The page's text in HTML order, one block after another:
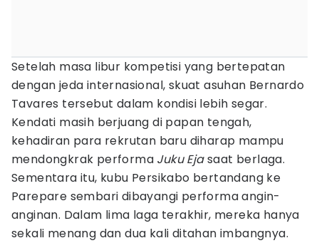
Setelah masa libur kompetisi yang bertepatan
dengan jeda internasional, skuat asuhan Bernardo
Tavares tersebut dalam kondisi lebih segar.
Kendati masih berjuang di papan tengah,
kehadiran para rekrutan baru diharap mampu
mendongkrak performa Juku Ejasaat berlaga.
Sementara itu, kubu Persikabo bertandang ke
Parepare sembari dibayangi performa angin-
anginan. Dalam lima laga terakhir, mereka hanya
sekali menang dan dua kali ditahan imbangnya.